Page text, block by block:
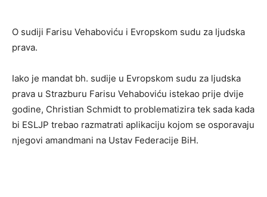
O sudiji Farisu Vehaboviću i Evropskom sudu za ljudska
prava.
Iako je mandat bh. sudije u Evropskom sudu za ljudska
prava u Strazburu Farisu Vehaboviću istekao prije dvije
godine, Christian Schmidt to problematizira tek sada kada
bi ESLJP trebao razmatrati aplikaciju kojom se osporavaju
njegovi amandmani na Ustav Federacije BiH.